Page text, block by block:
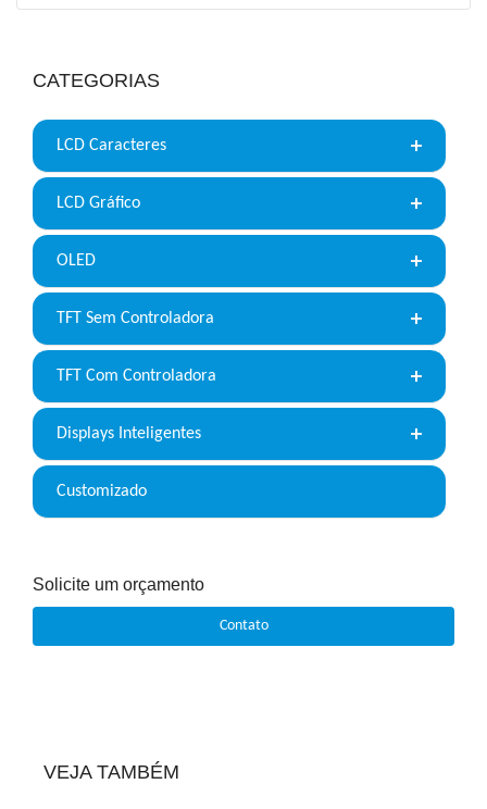
CATEGORIAS
LCD Caracteres
LCD Gráfico
OLED
TFT Sem Controladora
TFT Com Controladora
Displays Inteligentes
Customizado
Solicite um orçamento
Contato
VEJA TAMBÉM